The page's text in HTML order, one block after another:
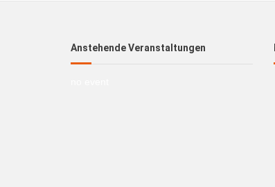
Anstehende Veranstaltungen